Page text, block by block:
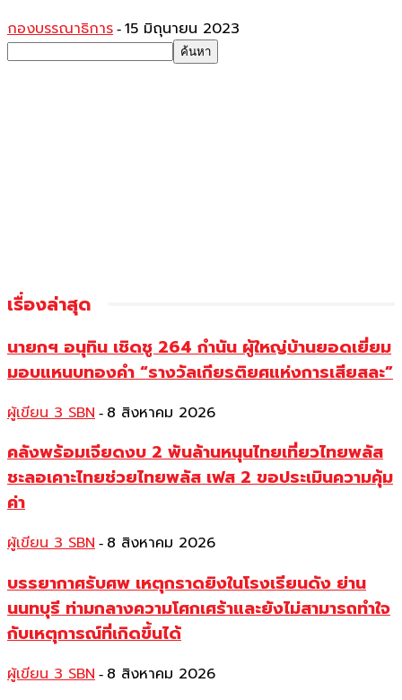
กองบรรณาธิการ - 15 มิถุนายน 2023
เรื่องล่าสุด
นายกฯ อนุทิน เชิดชู 264 กำนัน ผู้ใหญ่บ้านยอดเยี่ยม
มอบแหนบทองคำ “รางวัลเกียรติยศแห่งการเสียสละ”
ผู้เขียน 3 SBN - 8 สิงหาคม 2026
คลังพร้อมเจียดงบ 2 พันล้านหนุนไทยเที่ยวไทยพลัส
ชะลอเคาะไทยช่วยไทยพลัส เฟส 2 ขอประเมินความคุ้ม
ค่า
ผู้เขียน 3 SBN - 8 สิงหาคม 2026
บรรยากาศรับศพ เหตุกราดยิงในโรงเรียนดัง ย่าน
นนทบุรี ท่ามกลางความโศกเศร้าและยังไม่สามารถทำใจ
กับเหตุการณ์ที่เกิดขึ้นได้
ผู้เขียน 3 SBN - 8 สิงหาคม 2026